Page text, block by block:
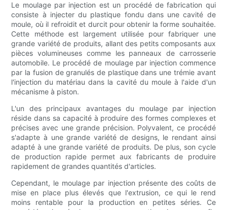
Le moulage par injection est un procédé de fabrication qui
consiste à injecter du plastique fondu dans une cavité de
moule, où il refroidit et durcit pour obtenir la forme souhaitée.
Cette méthode est largement utilisée pour fabriquer une
grande variété de produits, allant des petits composants aux
pièces volumineuses comme les panneaux de carrosserie
automobile. Le procédé de moulage par injection commence
par la fusion de granulés de plastique dans une trémie avant
l'injection du matériau dans la cavité du moule à l'aide d'un
mécanisme à piston.
L'un des principaux avantages du moulage par injection
réside dans sa capacité à produire des formes complexes et
précises avec une grande précision. Polyvalent, ce procédé
s'adapte à une grande variété de designs, le rendant ainsi
adapté à une grande variété de produits. De plus, son cycle
de production rapide permet aux fabricants de produire
rapidement de grandes quantités d'articles.
Cependant, le moulage par injection présente des coûts de
mise en place plus élevés que l'extrusion, ce qui le rend
moins rentable pour la production en petites séries. Ce